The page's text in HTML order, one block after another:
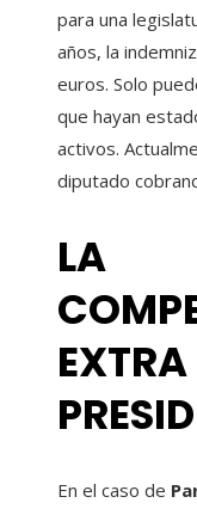
para una
años, la
euros. Solo
que hayan
activos.
diputado
LA
En el caso de